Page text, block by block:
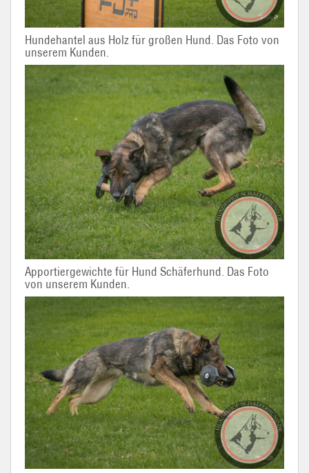
Hundehantel aus Holz für großen Hund. Das Foto von
unserem Kunden.
Apportiergewichte für Hund Schäferhund. Das Foto
von unserem Kunden.